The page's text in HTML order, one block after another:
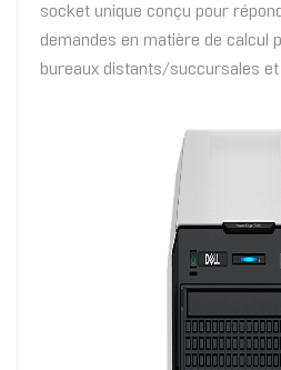
socket unique conçu pour
demandes en matière de calcul
bureaux distants/succursales